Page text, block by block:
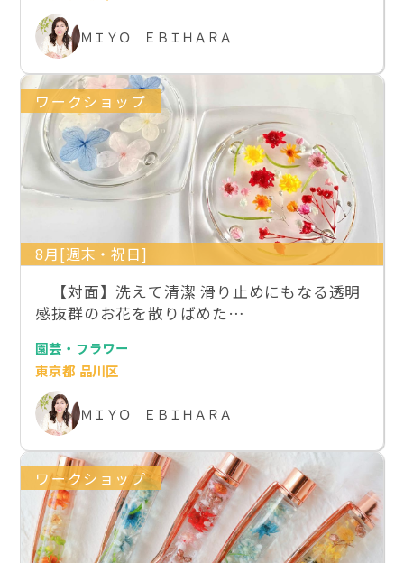
ＭＩＹＯ ＥＢＩＨＡＲＡ
ワークショップ
8月[週末・祝日]
【対面】洗えて清潔 滑り止めにもなる透明
感抜群のお花を散りばめた…
園芸・フラワー
東京都 品川区
ＭＩＹＯ ＥＢＩＨＡＲＡ
ワークショップ